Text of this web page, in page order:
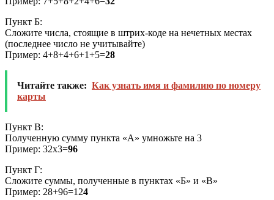
Пункт Б:
Сложите числа, стоящие в штрих-коде на нечетных местах
(последнее число не учитывайте)
Пример: 4+8+4+6+1+5=28
Читайте также: Как узнать имя и фамилию по номеру
карты
Пункт В:
Полученную сумму пункта «А» умножьте на 3
Пример: 32х3=96
Пункт Г:
Сложите суммы, полученные в пунктах «Б» и «В»
Пример: 28+96=124